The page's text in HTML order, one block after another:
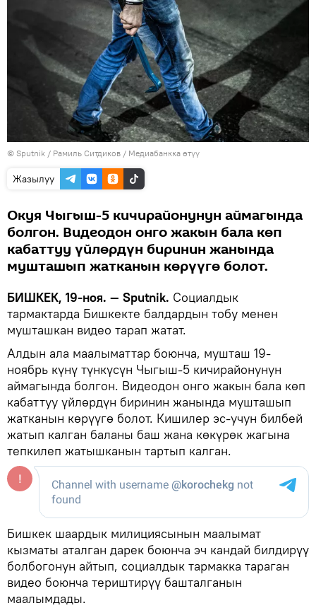
© Sputnik / Рамиль Ситдиков / Медиабанкка өтүү
Жазылуу
Окуя Чыгыш-5 кичирайонунун аймагында
болгон. Видеодон онго жакын бала көп
кабаттуу үйлөрдүн биринин жанында
мушташып жатканын көрүүгө болот.
БИШКЕК, 19-ноя. — Sputnik. Социалдык
тармактарда Бишкекте балдардын тобу менен
мушташкан видео тарап жатат.
Алдын ала маалыматтар боюнча, мушташ 19-
ноябрь күнү түнкүсүн Чыгыш-5 кичирайонунун
аймагында болгон. Видеодон онго жакын бала көп
кабаттуу үйлөрдүн биринин жанында мушташып
жатканын көрүүгө болот. Кишилер эс-учун билбей
жатып калган баланы баш жана көкүрөк жагына
тепкилеп жатышканын тартып калган.
Бишкек шаардык милициясынын маалымат
кызматы аталган дарек боюнча эч кандай билдирүү
болбогонун айтып, социалдык тармакка тараган
видео боюнча териштирүү башталганын
маалымдады.